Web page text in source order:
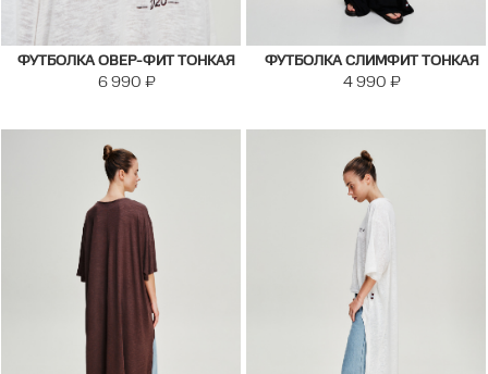
ФУТБОЛКА ОВЕР-ФИТ ТОНКАЯ
6 990 ₽
ФУТБОЛКА СЛИМФИТ ТОНКАЯ
4 990 ₽